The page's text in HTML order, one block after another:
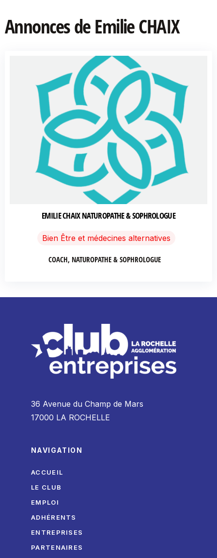
Annonces de Emilie CHAIX
EMILIE CHAIX NATUROPATHE & SOPHROLOGUE
Bien Être et médecines alternatives
COACH, NATUROPATHE & SOPHROLOGUE
36 Avenue du Champ de Mars
17000 LA ROCHELLE
NAVIGATION
ACCUEIL
LE CLUB
EMPLOI
ADHÉRENTS
ENTREPRISES
PARTENAIRES